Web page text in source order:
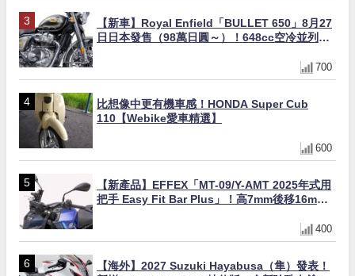
【新車】Royal Enfield「BULLET 650」8月27
日日本發售（98萬日圓～）！648cc空冷並列雙
700
比想像中更有機車感！HONDA Super Cub
110【Webike愛車精選】
600
【新產品】EFFEX「MT-09/Y-AMT 2025年式用
把手 Easy Fit Bar Plus」！高7mm後移16mm
400
【海外】2027 Suzuki Hayabusa（隼）發表！